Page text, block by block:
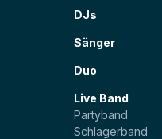
DJs
Sänger
Duo
Live Band
Partyband
Schlagerband